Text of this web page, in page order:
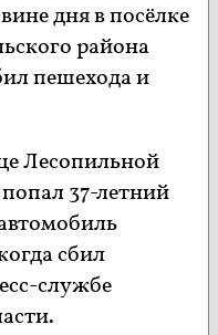
дня в посёлке
района
пешехода и
Лесопильной
37-летний
сбил
службе